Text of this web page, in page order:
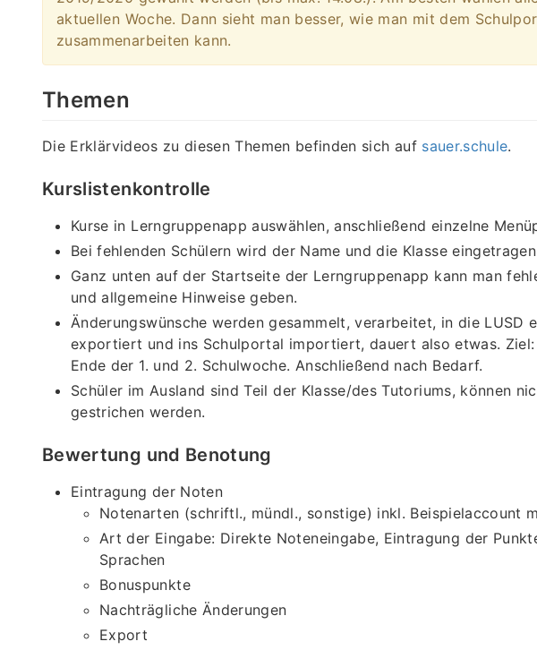
aktuellen Woche. Dann sieht man besser, wie man mit dem
zusammenarbeiten kann.
Themen
Die Erklärvideos zu diesen Themen befinden sich auf sauer.schule.
Kurslistenkontrolle
Kurse in Lerngruppenapp auswählen, anschließend einzelne
Bei fehlenden Schülern wird der Name und die Klasse
Ganz unten auf der Startseite der Lerngruppenapp kann man
und allgemeine Hinweise geben.
Änderungswünsche werden gesammelt, verarbeitet, in die LUSD
exportiert und ins Schulportal importiert, dauert also etwas. Ziel:
Ende der 1. und 2. Schulwoche. Anschließend nach Bedarf.
Schüler im Ausland sind Teil der Klasse/des Tutoriums, können
gestrichen werden.
Bewertung und Benotung
Eintragung der Noten
Notenarten (schriftl., mündl., sonstige) inkl. Beispielaccount
Art der Eingabe: Direkte Noteneingabe, Eintragung der
Sprachen
Bonuspunkte
Nachträgliche Änderungen
Export